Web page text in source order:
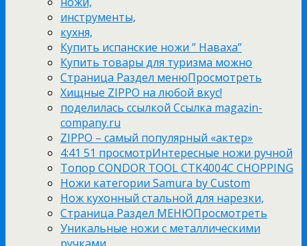
инструменты,
кухня,
Купить испанские ножи ” Наваха”
Купить товары для туризма можно
Страница Раздел менюПросмотреть
Хищные ZIPPO на любой вкус!
поделилась ссылкой Ссылка magazin-
company.ru
ZIPPO – самый популярный «актер»
4:41 51 просмотрИнтересные ножи ручной
Топор CONDOR TOOL CTK4004C CHOPPING
Ножи категории Samura by Custom
Нож кухонный стальной для нарезки,
Страница Раздел МЕНЮПросмотреть
Уникальные ножи с металлическими
ручками